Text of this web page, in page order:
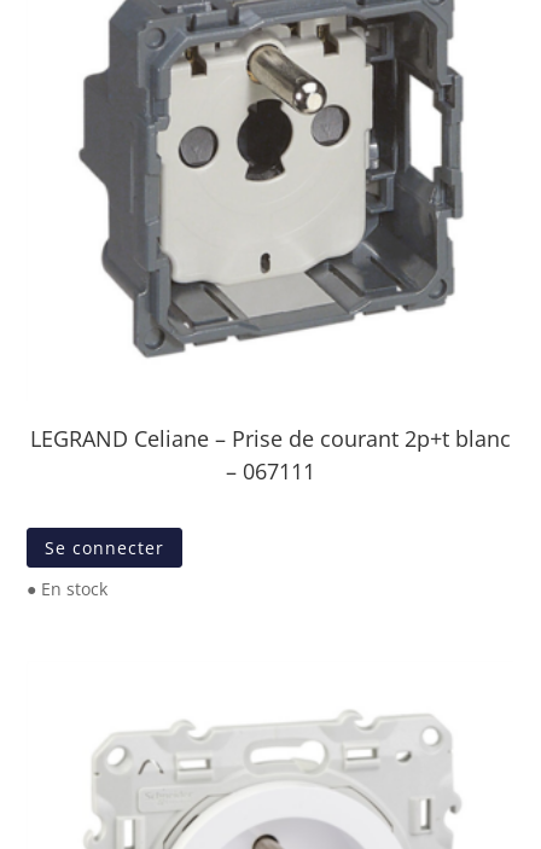
LEGRAND Celiane – Prise de courant 2p+t blanc
– 067111
Se connecter
● En stock